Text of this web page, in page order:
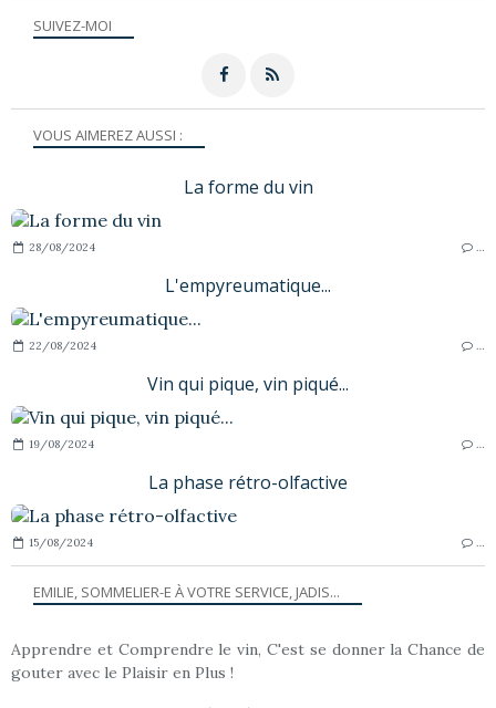
SUIVEZ-MOI
VOUS AIMEREZ AUSSI :
La forme du vin
28/08/2024
L'empyreumatique...
22/08/2024
Vin qui pique, vin piqué...
19/08/2024
La phase rétro-olfactive
15/08/2024
EMILIE, SOMMELIER-E À VOTRE SERVICE, JADIS...
Apprendre et Comprendre le vin, C'est se donner la Chance de
gouter avec le Plaisir en Plus !